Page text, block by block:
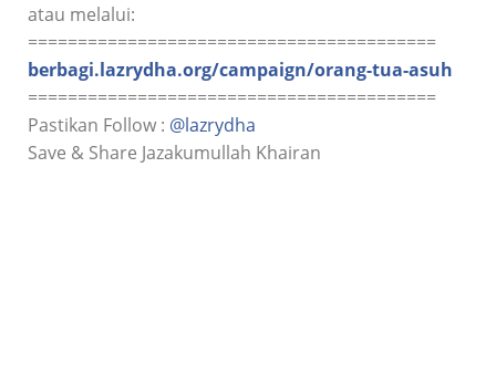
atau melalui:
=========================================
berbagi.lazrydha.org/campaign/orang-tua-asuh
=========================================
Pastikan Follow : @lazrydha
Save & Share Jazakumullah Khairan